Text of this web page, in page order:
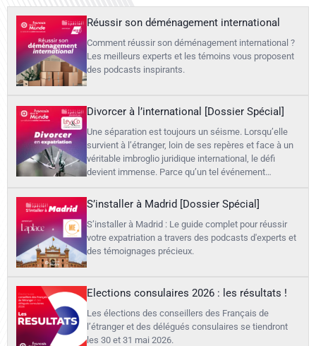
Réussir son déménagement international
Comment réussir son déménagement international ?
Les meilleurs experts et les témoins vous proposent
des podcasts inspirants.
Divorcer à l’international [Dossier Spécial]
Une séparation est toujours un séisme. Lorsqu’elle
survient à l’étranger, loin de ses repères et face à un
véritable imbroglio juridique international, le défi
devient immense. Parce qu’un tel événement…
S’installer à Madrid [Dossier Spécial]
S’installer à Madrid : Le guide complet pour réussir
votre expatriation a travers des podcasts d'experts et
des témoignages précieux.
Elections consulaires 2026 : les résultats !
Les élections des conseillers des Français de
l’étranger et des délégués consulaires se tiendront
les 30 et 31 mai 2026.